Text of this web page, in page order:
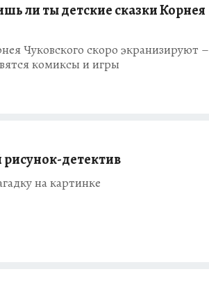
ли ты детские сказки Корнея
Чуковского скоро экранизируют –
комиксы и игры
рисунок-детектив
на картинке